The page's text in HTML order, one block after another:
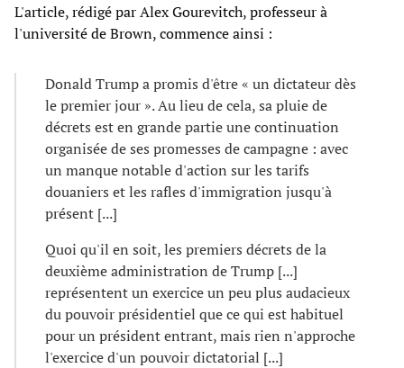
L'article, rédigé par Alex Gourevitch, professeur à
l'université de Brown, commence ainsi :
Donald Trump a promis d'être « un dictateur dès
le premier jour ». Au lieu de cela, sa pluie de
décrets est en grande partie une continuation
organisée de ses promesses de campagne : avec
un manque notable d'action sur les tarifs
douaniers et les rafles d'immigration jusqu'à
présent [...]
Quoi qu'il en soit, les premiers décrets de la
deuxième administration de Trump [...]
représentent un exercice un peu plus audacieux
du pouvoir présidentiel que ce qui est habituel
pour un président entrant, mais rien n'approche
l'exercice d'un pouvoir dictatorial [...]